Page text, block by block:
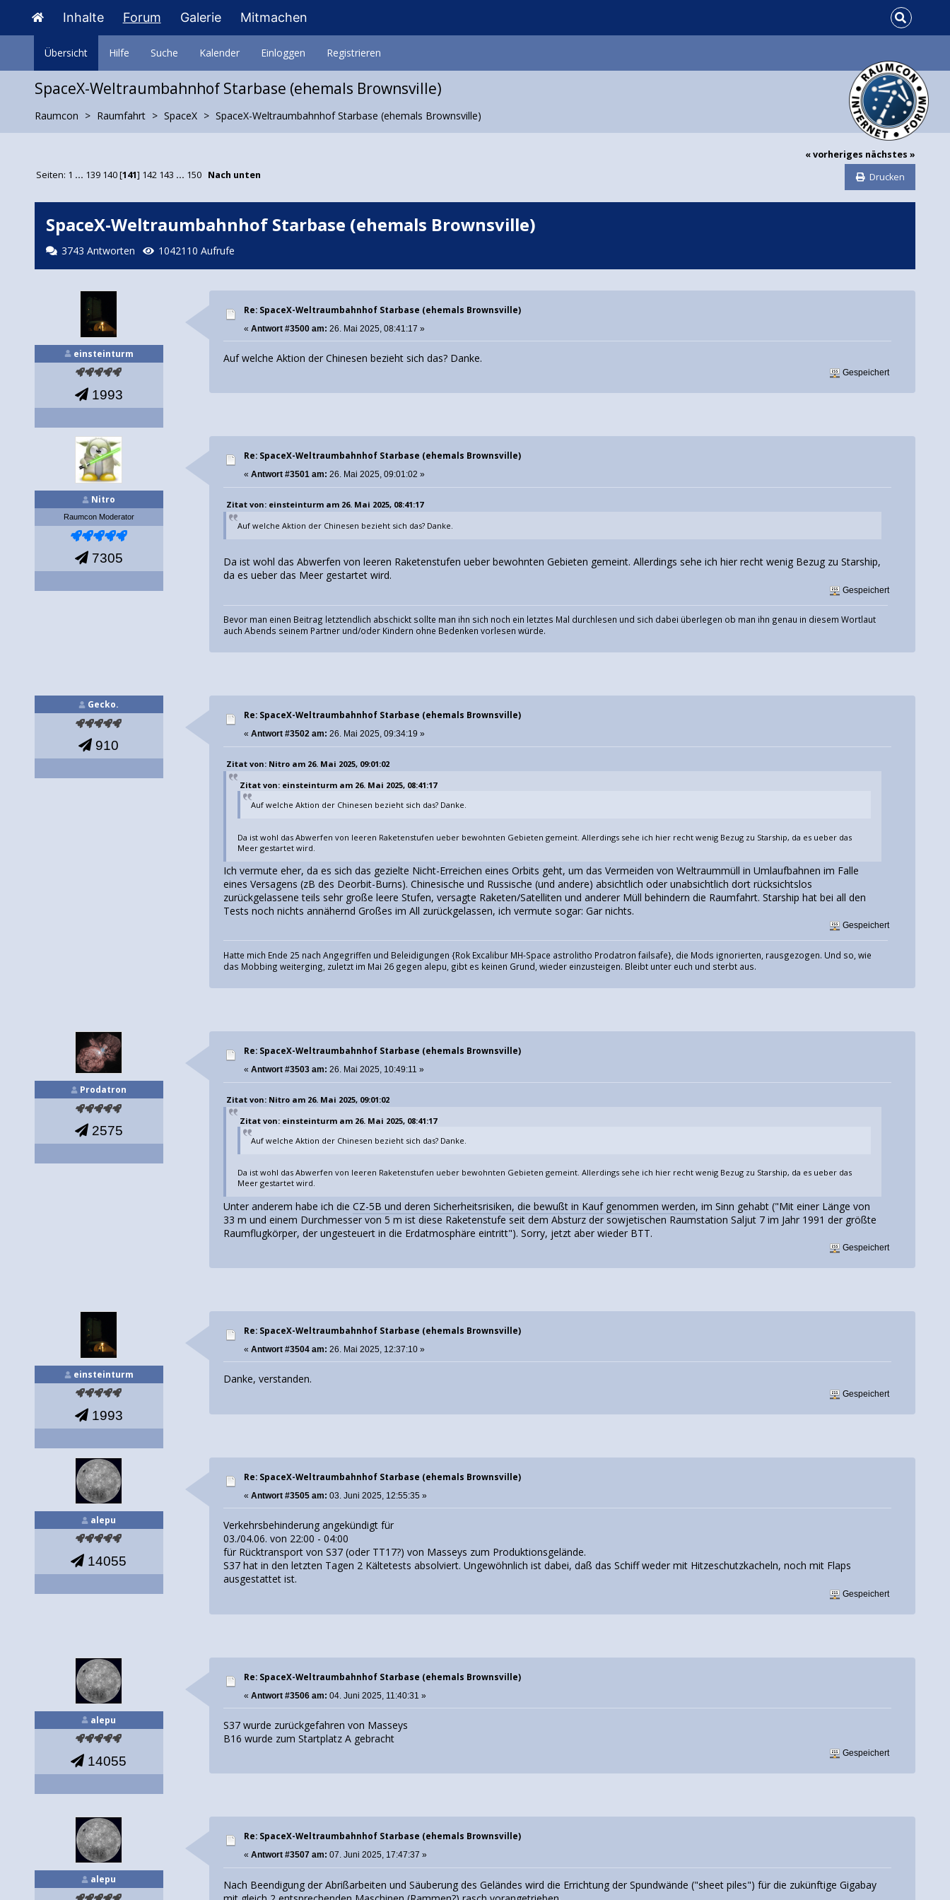
Inhalte Forum Galerie Mitmachen
Übersicht Hilfe Suche Kalender Einloggen Registrieren
SpaceX-Weltraumbahnhof Starbase (ehemals Brownsville)
Raumcon Raumfahrt SpaceX SpaceX-Weltraumbahnhof Starbase (ehemals Brownsville)
« vorheriges nächstes »
Drucken
Seiten: 1 ... 139 140[141] 142 143 ... 150 Nach unten
SpaceX-Weltraumbahnhof Starbase (ehemals Brownsville)
3743 Antworten 1042110 Aufrufe
einsteinturm
1993
Re: SpaceX-Weltraumbahnhof Starbase (ehemals Brownsville)
«Antwort #3500 am: 26. Mai 2025, 08:41:17 »
Auf welche Aktion der Chinesen bezieht sich das? Danke.
Gespeichert
Nitro
Raumcon Moderator
7305
Re: SpaceX-Weltraumbahnhof Starbase (ehemals Brownsville)
«Antwort #3501 am: 26. Mai 2025, 09:01:02 »
Zitat von: einsteinturm am 26. Mai 2025, 08:41:17
Auf welche Aktion der Chinesen bezieht sich das? Danke.
Da ist wohl das Abwerfen von leeren Raketenstufen ueber bewohnten Gebieten gemeint. Allerdings sehe ich hier recht wenig Bezug zu Starship,
da es ueber das Meer gestartet wird.
Gespeichert
Bevor man einen Beitrag letztendlich abschickt sollte man ihn sich noch ein letztes Mal durchlesen und sich dabei überlegen ob man ihn genau in diesem Wortlaut
auch Abends seinem Partner und/oder Kindern ohne Bedenken vorlesen würde.
Gecko.
910
Re: SpaceX-Weltraumbahnhof Starbase (ehemals Brownsville)
«Antwort #3502 am: 26. Mai 2025, 09:34:19 »
Zitat von: Nitro am 26. Mai 2025, 09:01:02
Zitat von: einsteinturm am 26. Mai 2025, 08:41:17
Auf welche Aktion der Chinesen bezieht sich das? Danke.
Da ist wohl das Abwerfen von leeren Raketenstufen ueber bewohnten Gebieten gemeint. Allerdings sehe ich hier recht wenig Bezug zu Starship, da es ueber das
Meer gestartet wird.
Ich vermute eher, da es sich das gezielte Nicht-Erreichen eines Orbits geht, um das Vermeiden von Weltraummüll in Umlaufbahnen im Falle
eines Versagens (zB des Deorbit-Burns). Chinesische und Russische (und andere) absichtlich oder unabsichtlich dort rücksichtslos
zurückgelassene teils sehr große leere Stufen, versagte Raketen/Satelliten und anderer Müll behindern die Raumfahrt. Starship hat bei all den
Tests noch nichts annähernd Großes im All zurückgelassen, ich vermute sogar: Gar nichts.
Gespeichert
Hatte mich Ende 25 nach Angegriffen und Beleidigungen {Rok Excalibur MH-Space astrolitho Prodatron failsafe}, die Mods ignorierten, rausgezogen. Und so, wie
das Mobbing weiterging, zuletzt im Mai 26 gegen alepu, gibt es keinen Grund, wieder einzusteigen. Bleibt unter euch und sterbt aus.
Prodatron
2575
Re: SpaceX-Weltraumbahnhof Starbase (ehemals Brownsville)
«Antwort #3503 am: 26. Mai 2025, 10:49:11 »
Zitat von: Nitro am 26. Mai 2025, 09:01:02
Zitat von: einsteinturm am 26. Mai 2025, 08:41:17
Auf welche Aktion der Chinesen bezieht sich das? Danke.
Da ist wohl das Abwerfen von leeren Raketenstufen ueber bewohnten Gebieten gemeint. Allerdings sehe ich hier recht wenig Bezug zu Starship, da es ueber das
Meer gestartet wird.
Unter anderem habe ich dieCZ-5B und deren Sicherheitsrisiken, die bewußt in Kauf genommen werden, im Sinn gehabt ("Mit einer Länge von
33 m und einem Durchmesser von 5 m ist diese Raketenstufe seit dem Absturz der sowjetischen Raumstation Saljut 7 im Jahr 1991 der größte
Raumflugkörper, der ungesteuert in die Erdatmosphäre eintritt"). Sorry, jetzt aber wieder BTT.
Gespeichert
einsteinturm
1993
Re: SpaceX-Weltraumbahnhof Starbase (ehemals Brownsville)
«Antwort #3504 am: 26. Mai 2025, 12:37:10 »
Danke, verstanden.
Gespeichert
alepu
14055
Re: SpaceX-Weltraumbahnhof Starbase (ehemals Brownsville)
«Antwort #3505 am: 03. Juni 2025, 12:55:35 »
Verkehrsbehinderung angekündigt für
03./04.06. von 22:00 - 04:00
für Rücktransport von S37 (oder TT17?) von Masseys zum Produktionsgelände.
S37 hat in den letzten Tagen 2 Kältetests absolviert. Ungewöhnlich ist dabei, daß das Schiff weder mit Hitzeschutzkacheln, noch mit Flaps
ausgestattet ist.
Gespeichert
alepu
14055
Re: SpaceX-Weltraumbahnhof Starbase (ehemals Brownsville)
«Antwort #3506 am: 04. Juni 2025, 11:40:31 »
S37 wurde zurückgefahren von Masseys
B16 wurde zum Startplatz A gebracht
Gespeichert
alepu
Re: SpaceX-Weltraumbahnhof Starbase (ehemals Brownsville)
«Antwort #3507 am: 07. Juni 2025, 17:47:37 »
Nach Beendigung der Abrißarbeiten und Säuberung des Geländes wird die Errichtung der Spundwände ("sheet piles") für die zukünftige Gigabay